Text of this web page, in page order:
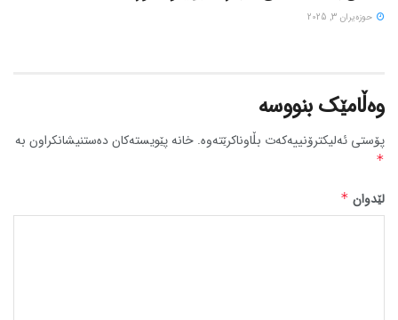
حوزه‌یران 3, 2025
وەڵامێک بنووسە
پۆستی ئەلیکترۆنییەکەت بڵاوناکرێتەوە. خانە پێویستەکان دەستنیشانکراون بە
*
لێدوان *